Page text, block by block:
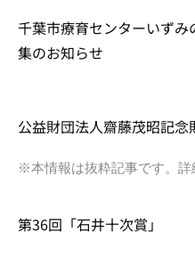
千葉市療育センターいず
集のお知らせ
公益財団法人齋藤茂昭記念
※本情報は抜粋記事です。
第36回「石井十次賞」